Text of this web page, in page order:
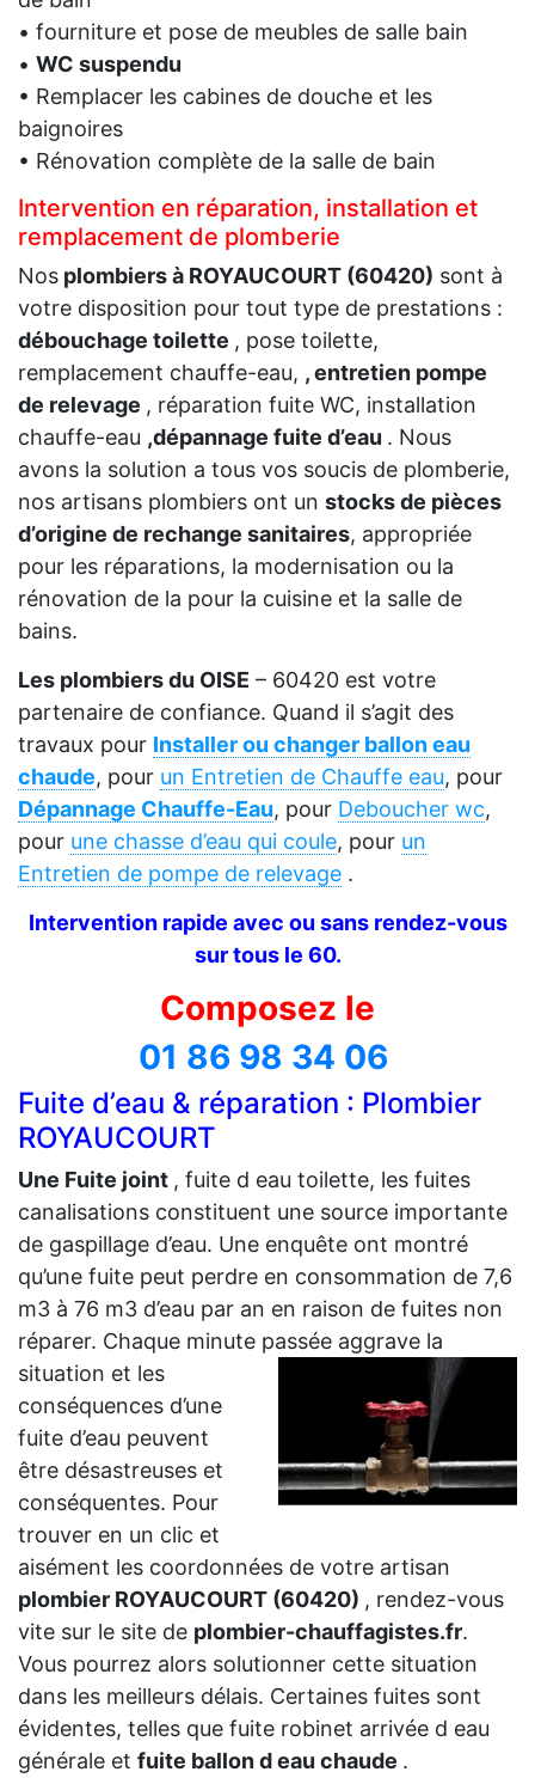
• fourniture et pose de meubles de salle bain
• WC suspendu
• Remplacer les cabines de douche et les
baignoires
• Rénovation complète de la salle de bain
Intervention en réparation, installation et
remplacement de plomberie
Nos plombiers à ROYAUCOURT (60420) sont à
votre disposition pour tout type de prestations :
débouchage toilette , pose toilette,
remplacement chauffe-eau, , entretien pompe
de relevage , réparation fuite WC, installation
chauffe-eau ,dépannage fuite d’eau . Nous
avons la solution a tous vos soucis de plomberie,
nos artisans plombiers ont un stocks de pièces
d’origine de rechange sanitaires, appropriée
pour les réparations, la modernisation ou la
rénovation de la pour la cuisine et la salle de
bains.
Les plombiers du OISE – 60420 est votre
partenaire de confiance. Quand il s’agit des
travaux pour Installer ou changer ballon eau
chaude, pour un Entretien de Chauffe eau, pour
Dépannage Chauffe-Eau, pour Deboucher wc,
pour une chasse d’eau qui coule, pour un
Entretien de pompe de relevage .
Intervention rapide avec ou sans rendez-vous
sur tous le 60.
Composez le
01 86 98 34 06
Fuite d’eau & réparation : Plombier
ROYAUCOURT
Une Fuite joint , fuite d eau toilette, les fuites
canalisations constituent une source importante
de gaspillage d’eau. Une enquête ont montré
qu’une fuite peut perdre en consommation de 7,6
m3 à 76 m3 d’eau par an en raison de fuites non
réparer. Chaque minute passée aggrave la
situation et les
conséquences d’une
fuite d’eau peuvent
être désastreuses et
conséquentes. Pour
trouver en un clic et
aisément les coordonnées de votre artisan
plombier ROYAUCOURT (60420) , rendez-vous
vite sur le site de plombier-chauffagistes.fr.
Vous pourrez alors solutionner cette situation
dans les meilleurs délais. Certaines fuites sont
évidentes, telles que fuite robinet arrivée d eau
générale et fuite ballon d eau chaude .